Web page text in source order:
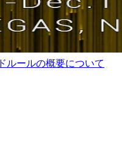
ルールの概要について